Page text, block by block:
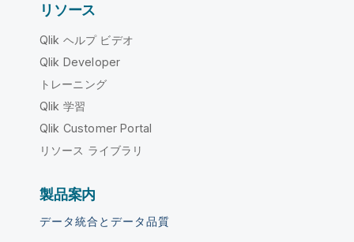
リソース
Qlik ヘルプ ビデオ
Qlik Developer
トレーニング
Qlik 学習
Qlik Customer Portal
リソース ライブラリ
製品案内
データ統合とデータ品質